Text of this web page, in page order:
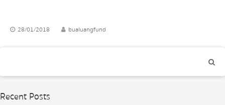
28/01/2018 bualuangfund
Recent Posts